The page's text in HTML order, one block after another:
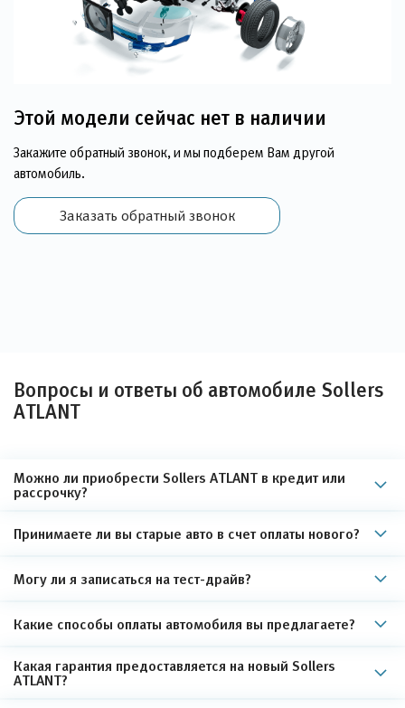
Этой модели сейчас нет в наличии
Закажите обратный звонок, и мы подберем Вам другой
автомобиль.
Заказать обратный звонок
Вопросы и ответы об автомобиле Sollers
ATLANT
Можно ли приобрести Sollers ATLANT в кредит или
рассрочку?
Принимаете ли вы старые авто в счет оплаты нового?
Могу ли я записаться на тест-драйв?
Какие способы оплаты автомобиля вы предлагаете?
Какая гарантия предоставляется на новый Sollers
ATLANT?